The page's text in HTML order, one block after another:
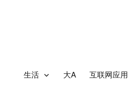
生活 大A 互联网应用